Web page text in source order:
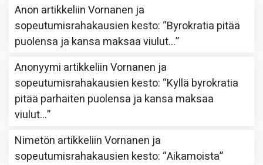
Anon artikkeliinVornanen ja
sopeutumisrahakausien kesto: “Byrokratia pitää
puolensa ja kansa maksaa viulut…”
Anonyymi artikkeliinVornanen ja
sopeutumisrahakausien kesto: “Kyllä byrokratia
pitää parhaiten puolensa ja kansa maksaa
viulut…”
Nimetön artikkeliinVornanen ja
sopeutumisrahakausien kesto: “Aikamoista”